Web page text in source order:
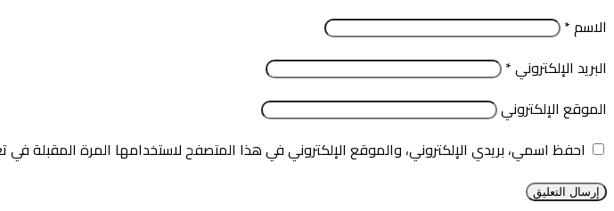
الاسم*
البريد الإلكتروني*
الموقع الإلكتروني
احفظ اسمي، بريدي الإلكتروني، والموقع الإلكتروني في هذا المتصفح لاستخدامها المرة المقبلة في